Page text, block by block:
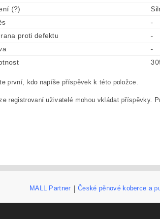
(?)
-
proti defektu
-
-
první, kdo napíše příspěvek k této položce.
registrovaní uživatelé mohou vkládat příspěvky.
MALL Partner České pěnové koberce a